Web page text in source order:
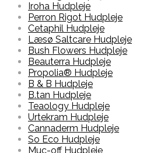
Iroha Hudpleje
Perron Rigot Hudpleje
Cetaphil Hudpleje
Læsø Saltcare Hudpleje
Bush Flowers Hudpleje
Beauterra Hudpleje
Propolia® Hudpleje
B & B Hudpleje
B.tan Hudpleje
Teaology Hudpleje
Urtekram Hudpleje
Cannaderm Hudpleje
So Eco Hudpleje
Muc-off Hudpleje